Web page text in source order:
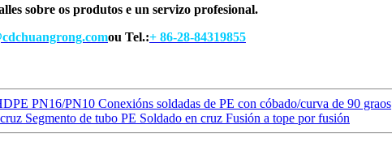
sobre os produtos e un servizo profesional.
ou Tel.:+ 86-28-84319855
PN16/PN10 Conexións soldadas de PE con cóbado/curva de 90 graos
Segmento de tubo PE Soldado en cruz Fusión a tope por fusión